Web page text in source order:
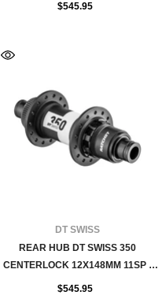
$545.95
FOURNISSEUR:DT SWISS
REAR HUB DT SWISS 350
CENTERLOCK 12X148MM 11SP -
XD 28H
$545.95